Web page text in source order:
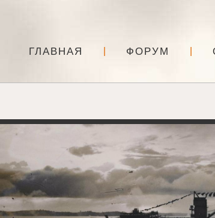
ГЛАВНАЯ ФОРУМ